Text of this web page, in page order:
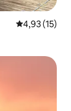
Gemiddelde
4,93 (15)